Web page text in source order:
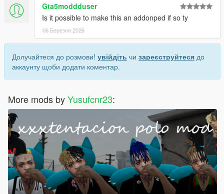
Gta5moddduser
Is it possible to make this an addonped if so ty
06 Березня 2026
Долучайтеся до розмови! увійдіть чи зареєструйтеся до
аккаунту щоби додати коментар.
More mods byYusufcnr23: